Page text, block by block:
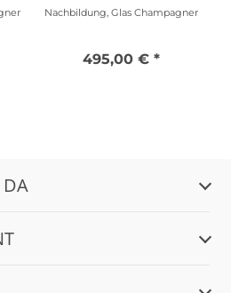
Nachbildung, Glas Champagner
495,00 € *
DA